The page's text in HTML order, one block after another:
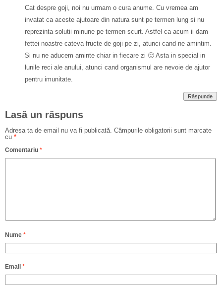
Cat despre goji, noi nu urmam o cura anume. Cu vremea am
invatat ca aceste ajutoare din natura sunt pe termen lung si nu
reprezinta solutii minune pe termen scurt. Astfel ca acum ii dam
fettei noastre cateva fructe de goji pe zi, atunci cand ne amintim.
Si nu ne aducem aminte chiar in fiecare zi 🙂 Asta in special in
lunile reci ale anului, atunci cand organismul are nevoie de ajutor
pentru imunitate.
Răspunde
Lasă un răspuns
Adresa ta de email nu va fi publicată. Câmpurile obligatorii sunt marcate
cu *
Comentariu *
Nume *
Email *